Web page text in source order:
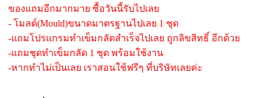
ของแถมอีกมากมาย ซื้อวันนี้รับไปเลย
- โมลด์(Mould)ขนาดมาตรฐานไปเลย 1 ชุด
-แถมโปรแกรมทำเข็มกลัดสำเร็จไปเลย ถูกลิขสิทธิ์ อีกด้วย
-แถมชุดทำเข็มกลัด 1 ชุด พร้อมใช้งาน
-หากทำไม่เป็นเลย เราสอนใช้ฟรีๆ ที่บริษัทเลยค่ะ